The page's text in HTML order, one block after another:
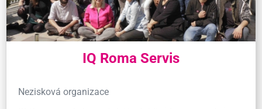
IQ Roma Servis
Nezisková organizace